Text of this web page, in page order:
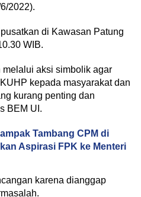
2022).
di Kawasan Patung
WIB.
melalui aksi simbolik agar
kepada masyarakat dan
kurang penting dan
BEM UI.
Tambang CPM di
Aspirasi FPK ke Menteri
karena dianggap